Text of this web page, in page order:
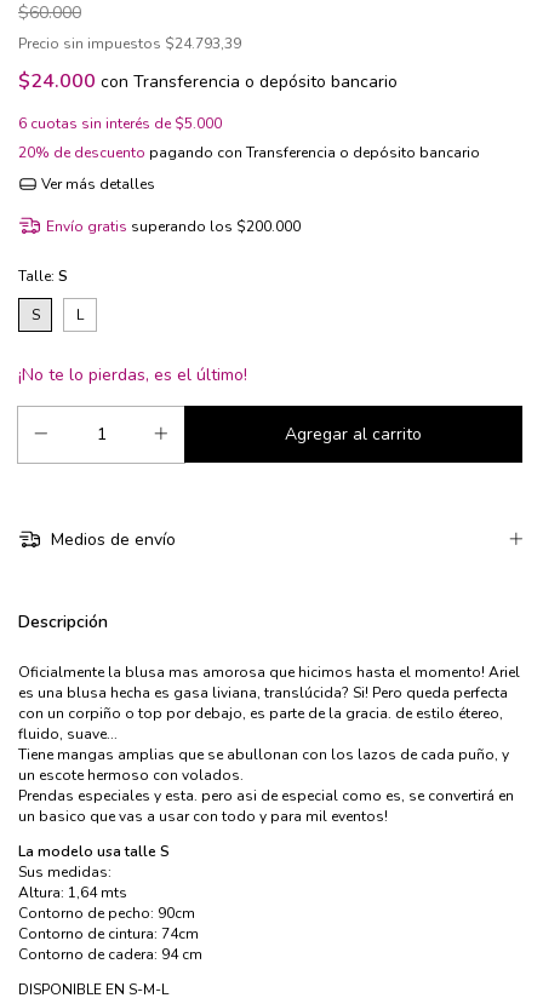
$60.000
Precio sin impuestos $24.793,39
$24.000 con Transferencia o depósito bancario
6 cuotas sin interés de$5.000
20% de descuento pagando con Transferencia o depósito bancario
Ver más detalles
Envío gratis superando los $200.000
Talle: S
S
L
¡No te lo pierdas, es el último!
Medios de envío
Descripción
Oficialmente la blusa mas amorosa que hicimos hasta el momento! Ariel
es una blusa hecha es gasa liviana, translúcida? Si! Pero queda perfecta
con un corpiño o top por debajo, es parte de la gracia. de estilo étereo,
fluido, suave...
Tiene mangas amplias que se abullonan con los lazos de cada puño, y
un escote hermoso con volados.
Prendas especiales y esta. pero asi de especial como es, se convertirá en
un basico que vas a usar con todo y para mil eventos!
La modelo usa talle S
Sus medidas:
Altura: 1,64 mts
Contorno de pecho: 90cm
Contorno de cintura: 74cm
Contorno de cadera: 94 cm
DISPONIBLE EN S-M-L